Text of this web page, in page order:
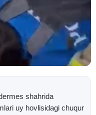
shahrida
uy hovlisidagi chuqur